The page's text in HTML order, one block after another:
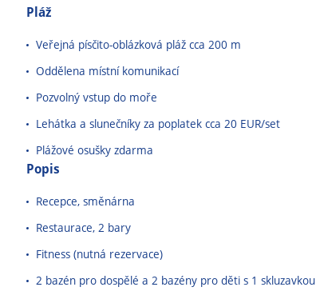
Pláž
Veřejná písčito-oblázková pláž cca 200 m
Oddělena místní komunikací
Pozvolný vstup do moře
Lehátka a slunečníky za poplatek cca 20 EUR/set
Plážové osušky zdarma
Popis
Recepce, směnárna
Restaurace, 2 bary
Fitness (nutná rezervace)
2 bazén pro dospělé a 2 bazény pro děti s 1 skluzavkou